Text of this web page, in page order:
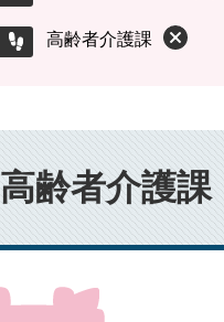
高齢者介護課
高齢者介護課